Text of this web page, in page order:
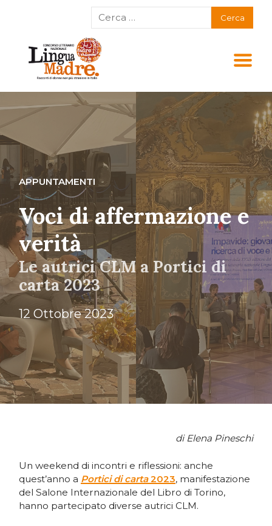
APPUNTAMENTI
Voci di affermazione e
verità
Le autrici CLM a Portici di
carta 2023
12 Ottobre 2023
di Elena Pineschi
Un weekend di incontri e riflessioni: anche
quest’anno a Portici di carta2023, manifestazione
del Salone Internazionale del Libro di Torino,
hanno partecipato diverse autrici CLM.